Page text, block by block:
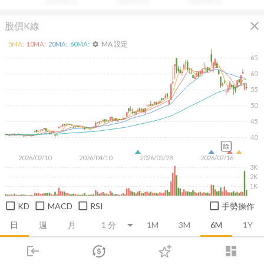
login dashboard
市場 登入
股價K線 close
日 週 月 1M 3M 6M 1Y
2026/02/10 2026/04/10 2026/05/28 2026/07/16
40
45
50
55
60
65
1K
2K
3K
5MA: 10MA: 20MA: 60MA: settings MA 設定
除
KD MACD RSI 手勢操作
推薦卡片 技術面 消息面 財務報